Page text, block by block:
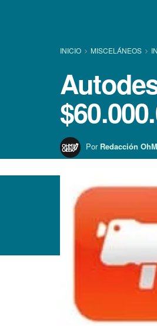
INICIO MISCELÁNEOS
Por Redacción